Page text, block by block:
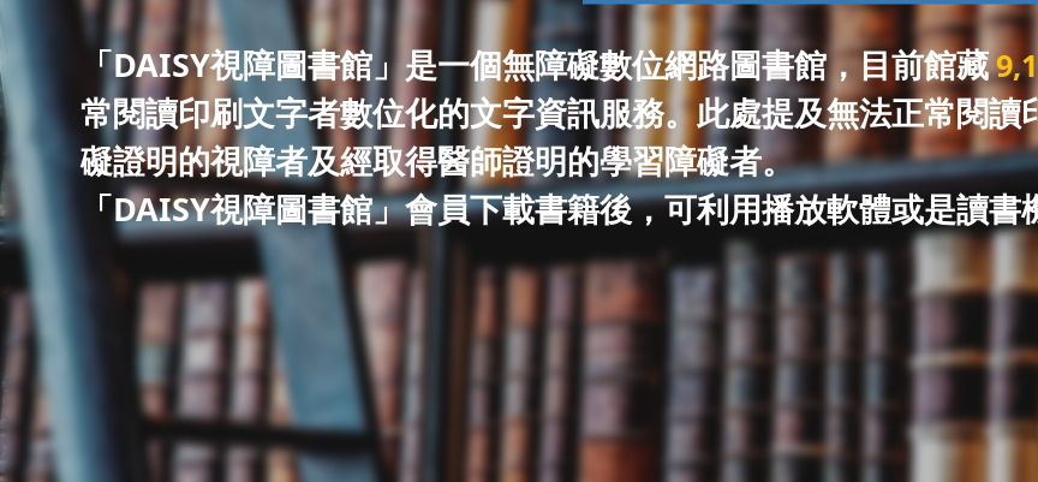
收支決算
得獎紀錄
無障礙網頁推廣
DAISY電子/有聲書製作
視障休閒活動
NVDA中文化與維運
NVDA部落
視障輔具介紹
軟體下載
「DAISY視障圖書館」是一個無障礙數位網路圖書館，目前館藏
常閱讀印刷文字者數位化的文字資訊服務。此處提及無法正常閱
礙證明的視障者及經取得醫師證明的學習障礙者。
「DAISY視障圖書館」會員下載書籍後，可利用播放軟體或是讀